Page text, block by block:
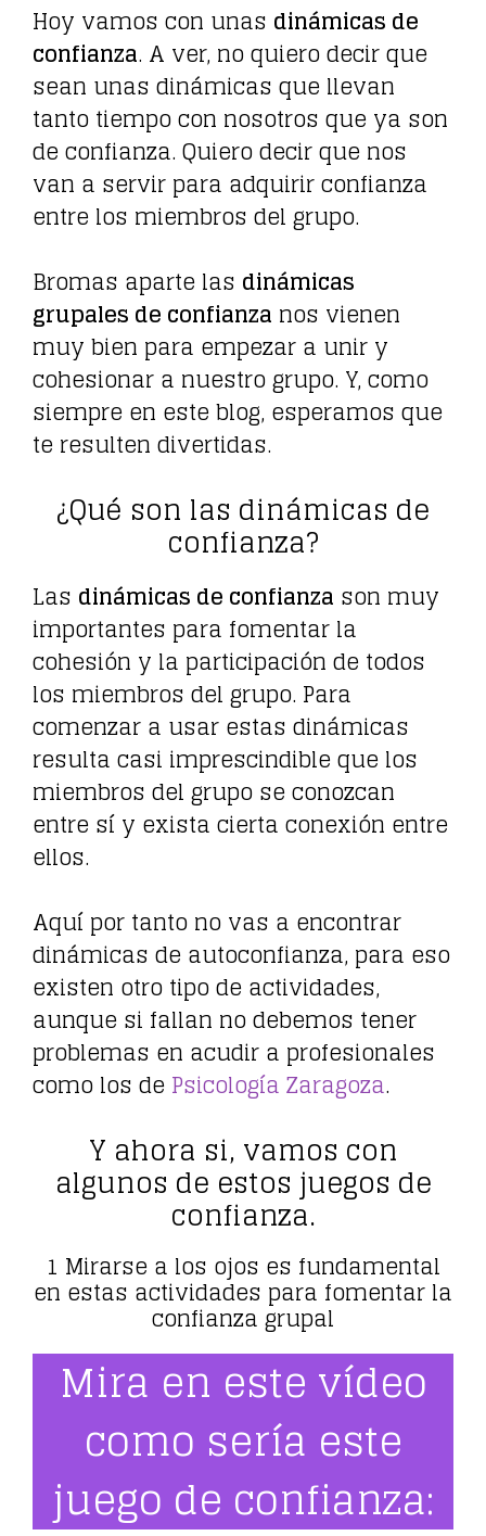
Hoy vamos con unas dinámicas de
confianza. A ver, no quiero decir que
sean unas dinámicas que llevan
tanto tiempo con nosotros que ya son
de confianza. Quiero decir que nos
van a servir para adquirir confianza
entre los miembros del grupo.
Bromas aparte las dinámicas
grupales de confianza nos vienen
muy bien para empezar a unir y
cohesionar a nuestro grupo. Y, como
siempre en este blog, esperamos que
te resulten divertidas.
¿Qué son las dinámicas de
confianza?
Las dinámicas de confianza son muy
importantes para fomentar la
cohesión y la participación de todos
los miembros del grupo. Para
comenzar a usar estas dinámicas
resulta casi imprescindible que los
miembros del grupo se conozcan
entre sí y exista cierta conexión entre
ellos.
Aquí por tanto no vas a encontrar
dinámicas de autoconfianza, para eso
existen otro tipo de actividades,
aunque si fallan no debemos tener
problemas en acudir a profesionales
como los dePsicología Zaragoza.
Y ahora si, vamos con
algunos de estos juegos de
confianza.
1 Mirarse a los ojos es fundamental
en estas actividades para fomentar la
confianza grupal
Mira en este vídeo
como sería este
juego de confianza: